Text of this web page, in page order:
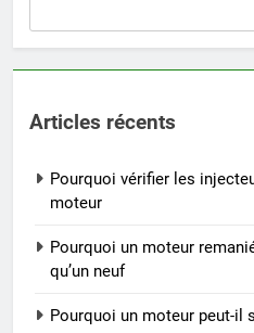
Articles récents
Pourquoi vérifier les
moteur
Pourquoi un moteur
qu’un neuf
Pourquoi un moteur peut-il